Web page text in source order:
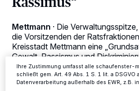
Mettmann · Die
die Vorsitzenden der
Kreisstadt Mettmann eine
Gewalt, Rassismus und
Form“ unterzeichnet.
Zwecke. Wenn Tracker deaktiviert sind, sind
ändern oder Ihre Einwilligung zu widerrufen,
Einstellungen oder Ablehnen am unteren
Ihre Einstellungen gelten innerhalb unseres
Informationen finden Sie in unserer
Ihre Zustimmung umfasst alle schaufenster-
schließt gem. Art. 49 Abs. 1 S. 1 lit. a DSGVO
Datenverarbeitung außerhalb des EWR, z.B.